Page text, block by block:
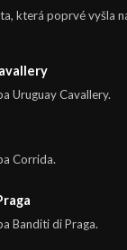
která poprvé vyšla
Uruguay Cavallery.
Corrida.
Banditi di Praga.